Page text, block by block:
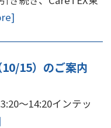
15）のご案内
～14:20インテッ